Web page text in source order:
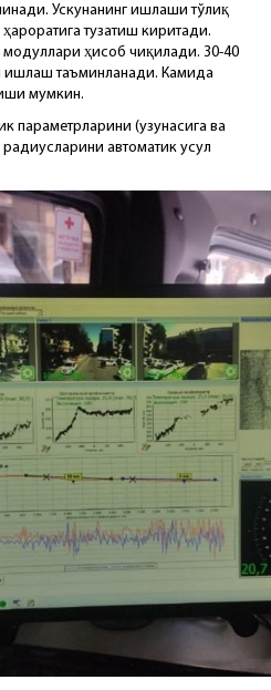
Ускунанинг ишлаши тўлиқ
тузатиш киритади.
модуллари ҳисоб чиқилади. 30-40
таъминланади. Камида
мумкин.
параметрларини (узунасига ва
автоматик усул